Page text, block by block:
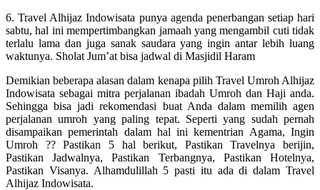
6. Travel Alhijaz Indowisata punya agenda penerbangan setiap hari
sabtu, hal ini mempertimbangkan jamaah yang mengambil cuti tidak
terlalu lama dan juga sanak saudara yang ingin antar lebih luang
waktunya. Sholat Jum’at bisa jadwal di Masjidil Haram
Demikian beberapa alasan dalam kenapa pilih Travel Umroh Alhijaz
Indowisata sebagai mitra perjalanan ibadah Umroh dan Haji anda.
Sehingga bisa jadi rekomendasi buat Anda dalam memilih agen
perjalanan umroh yang paling tepat. Seperti yang sudah pernah
disampaikan pemerintah dalam hal ini kementrian Agama, Ingin
Umroh ?? Pastikan 5 hal berikut, Pastikan Travelnya berijin,
Pastikan Jadwalnya, Pastikan Terbangnya, Pastikan Hotelnya,
Pastikan Visanya. Alhamdulillah 5 pasti itu ada di dalam Travel
Alhijaz Indowisata.